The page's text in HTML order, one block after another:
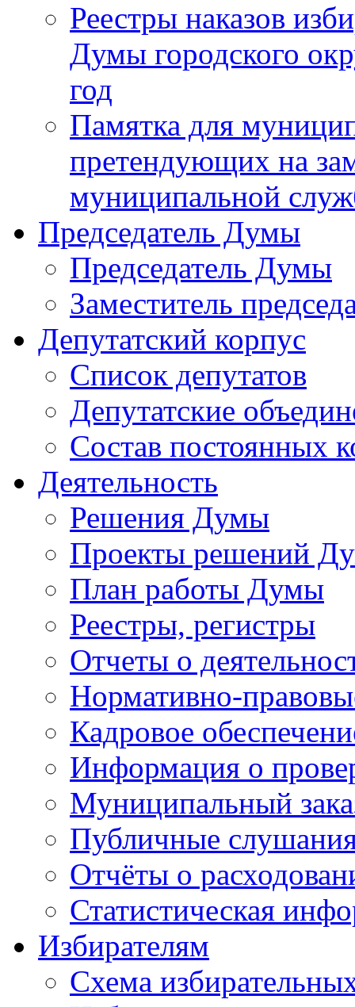
Реестры наказов
Думы городского
год
Памятка для
претендующих на
муниципальной
Председатель Думы
Председатель Думы
Заместитель
Депутатский корпус
Список депутатов
Депутатские
Состав постоянных
Деятельность
Решения Думы
Проекты решений
План работы Думы
Реестры, регистры
Отчеты о
Нормативно-
Кадровое
Информация о
Муниципальный
Публичные
Отчёты о
Статистическая
Избирателям
Схема